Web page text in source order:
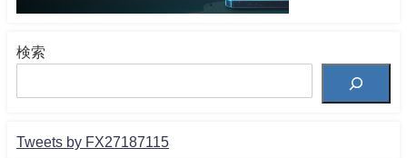
検索
Tweets by FX27187115